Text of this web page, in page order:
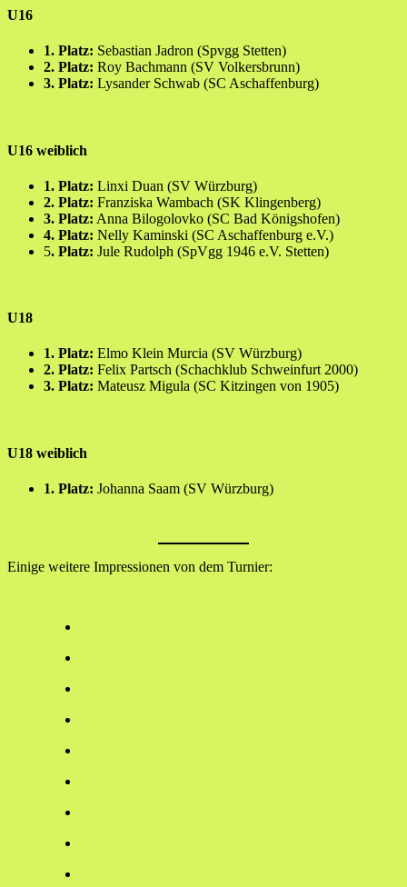
U16
1. Platz: Sebastian Jadron (Spvgg Stetten)
2. Platz: Roy Bachmann (SV Volkersbrunn)
3. Platz: Lysander Schwab (SC Aschaffenburg)
U16 weiblich
1. Platz: Linxi Duan (SV Würzburg)
2. Platz: Franziska Wambach (SK Klingenberg)
3. Platz: Anna Bilogolovko (SC Bad Königshofen)
4. Platz: Nelly Kaminski (SC Aschaffenburg e.V.)
5. Platz: Jule Rudolph (SpVgg 1946 e.V. Stetten)
U18
1. Platz: Elmo Klein Murcia (SV Würzburg)
2. Platz: Felix Partsch (Schachklub Schweinfurt 2000)
3. Platz: Mateusz Migula (SC Kitzingen von 1905)
U18 weiblich
1. Platz: Johanna Saam (SV Würzburg)
Einige weitere Impressionen von dem Turnier: